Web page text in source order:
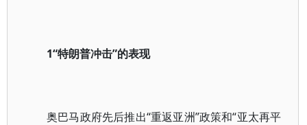
1“特朗普冲击”的表现
奥巴马政府先后推出“重返亚洲”政策和“亚太再平